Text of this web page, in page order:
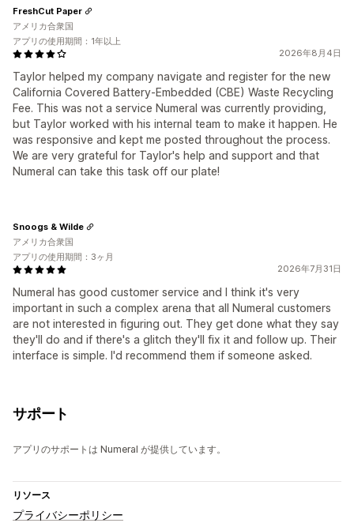
2026年8月4日
Taylor helped my company navigate and register for the new
California Covered Battery‑Embedded (CBE) Waste Recycling
Fee. This was not a service Numeral was currently providing,
but Taylor worked with his internal team to make it happen. He
was responsive and kept me posted throughout the process.
We are very grateful for Taylor's help and support and that
Numeral can take this task off our plate!
FreshCut Paper
アメリカ合衆国
アプリの使用期間：1年以上
2026年7月31日
Numeral has good customer service and I think it's very
important in such a complex arena that all Numeral customers
are not interested in figuring out. They get done what they say
they'll do and if there's a glitch they'll fix it and follow up. Their
interface is simple. I'd recommend them if someone asked.
Snoogs & Wilde
アメリカ合衆国
アプリの使用期間：3ヶ月
サポート
アプリのサポートは Numeral が提供しています。
リソース
プライバシーポリシー